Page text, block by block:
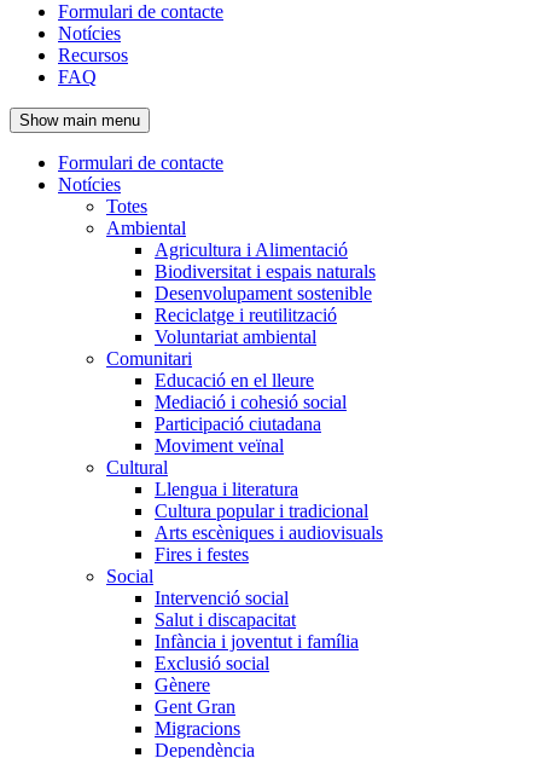
Navegació
principal
de
l'encapçalament
Formulari de contacte
Notícies
Recursos
FAQ
Show main menu
Navegació
principal
Formulari de contacte
Notícies
Totes
Ambiental
Agricultura i Alimentació
Biodiversitat i espais naturals
Desenvolupament sostenible
Reciclatge i reutilització
Voluntariat ambiental
Comunitari
Educació en el lleure
Mediació i cohesió social
Participació ciutadana
Moviment veïnal
Cultural
Llengua i literatura
Cultura popular i tradicional
Arts escèniques i audiovisuals
Fires i festes
Social
Intervenció social
Salut i discapacitat
Infància i joventut i família
Exclusió social
Gènere
Gent Gran
Migracions
Dependència